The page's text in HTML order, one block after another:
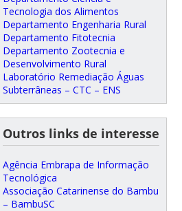
Tecnologia dos Alimentos
Departamento Engenharia Rural
Departamento Fitotecnia
Departamento Zootecnia e
Desenvolvimento Rural
Laboratório Remediação Águas
Subterrâneas – CTC – ENS
Outros links de interesse
Agência Embrapa de Informação
Tecnológica
Associação Catarinense do Bambu
– BambuSC